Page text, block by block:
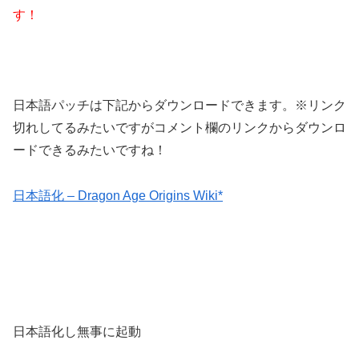
す！
日本語パッチは下記からダウンロードできます。※リンク
切れしてるみたいですがコメント欄のリンクからダウンロ
ードできるみたいですね！
日本語化 – Dragon Age Origins Wiki*
日本語化し無事に起動